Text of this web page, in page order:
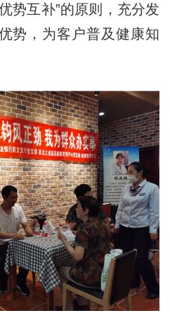
势互补”的原则，充分发
势，为客户普及健康知